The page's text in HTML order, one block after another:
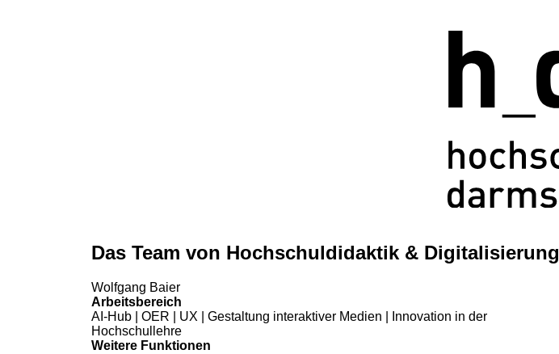
Das Team von Hochschuldidaktik & Digitalisierung
Wolfgang Baier
Arbeitsbereich
AI-Hub | OER | UX | Gestaltung interaktiver Medien | Innovation in der
Hochschullehre
Weitere Funktionen